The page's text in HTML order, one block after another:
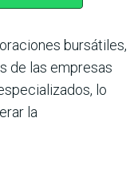
bursátiles,
de las empresas
lo
la